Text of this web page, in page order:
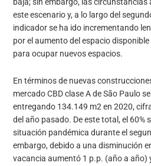
baja; sin embargo, las
este escenario y, a lo largo del
indicador se ha ido incrementando
por el aumento del espacio
para ocupar nuevos espacios.
En términos de nuevas
mercado CBD clase A de São Paulo
entregando 134.149 m2 en 2020,
del año pasado. De este total, el 60%
situación pandémica durante el
embargo, debido a una disminución
vacancia aumentó 1 p.p. (año a año)